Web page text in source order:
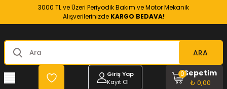
3000 TL ve Üzeri Periyodik Bakım ve Motor Mekanik
Alışverilerinizde KARGO BEDAVA!
ARA
Giriş Yap
Kayıt Ol
Sepetim
₺ 0,00
0